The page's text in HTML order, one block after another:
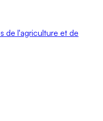
de l'agriculture et de